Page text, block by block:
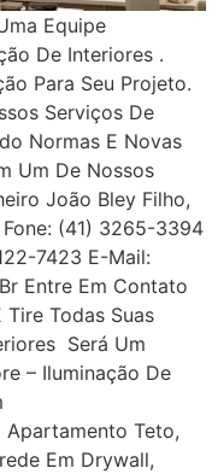
Equipe
De Interiores .
Para Seu Projeto.
Serviços De
Normas E Novas
Um De Nossos
João Bley Filho,
Fone: (41) 3265-3394
7423 E-Mail:
Entre Em Contato
Todas Suas
Será Um
– Iluminação De
Teto,
Em Drywall,